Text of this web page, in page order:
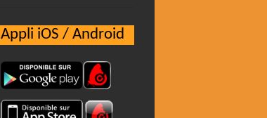
Appli iOS / Android